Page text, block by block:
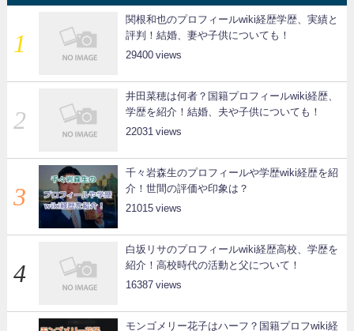
関根和也のプロフィールwiki経歴学歴、実績と
評判！結婚、妻や子供についても！
29400
井田菜穂は何者？国籍プロフィールwiki経歴、
学歴を紹介！結婚、夫や子供についても！
22031
千々岩森生のプロフィールや学歴wiki経歴を紹
介！世間の評価や印象は？
21015
白坂リサのプロフィールwiki経歴高校、学歴を
紹介！高校時代の活動と父について！
16387
モンゴメリー花子はハーフ？国籍プロフwiki経